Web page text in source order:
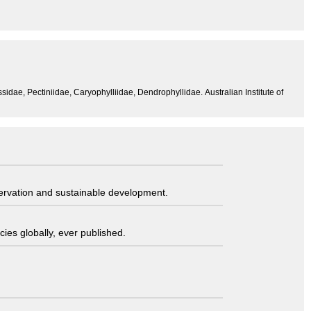
Pectiniidae, Caryophylliidae, Dendrophyllidae. Australian Institute of
and sustainable development.
globally, ever published.